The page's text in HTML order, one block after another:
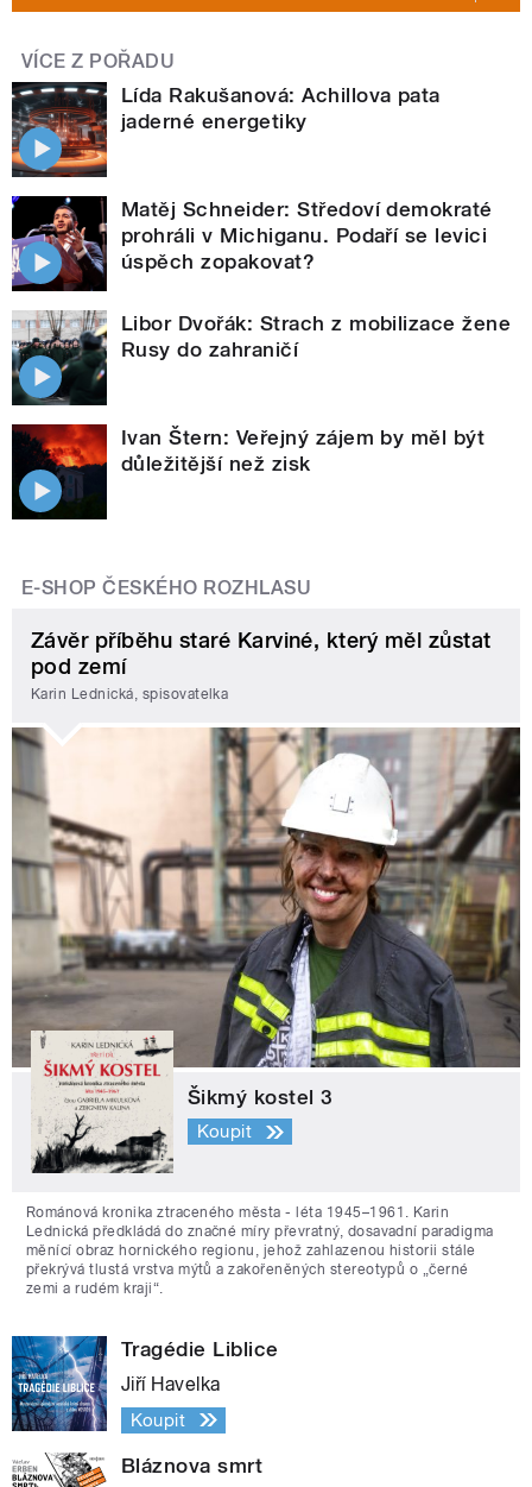
VÍCE Z POŘADU
Lída Rakušanová: Achillova pata
jaderné energetiky
Matěj Schneider: Středoví demokraté
prohráli v Michiganu. Podaří se levici
úspěch zopakovat?
Libor Dvořák: Strach z mobilizace žene
Rusy do zahraničí
Ivan Štern: Veřejný zájem by měl být
důležitější než zisk
E-SHOP ČESKÉHO ROZHLASU
Závěr příběhu staré Karviné, který měl zůstat
pod zemí
Karin Lednická, spisovatelka
Šikmý kostel 3
Koupit
Románová kronika ztraceného města - léta 1945–1961. Karin
Lednická předkládá do značné míry převratný, dosavadní paradigma
měnící obraz hornického regionu, jehož zahlazenou historii stále
překrývá tlustá vrstva mýtů a zakořeněných stereotypů o „černé
zemi a rudém kraji“.
Tragédie Liblice
Jiří Havelka
Koupit
Bláznova smrt